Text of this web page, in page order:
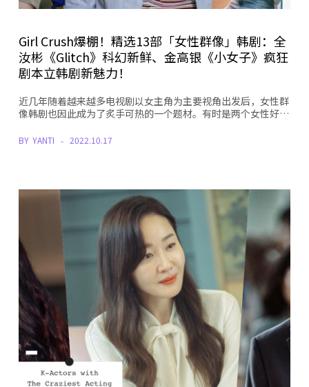
Girl Crush爆棚！精选13部「女性群像」韩剧：全
汝彬《Glitch》科幻新鲜、金高银《小女子》疯狂
剧本立韩剧新魅力！
近几年随着越来越多电视剧以女主角为主要视角出发后，女性群
像韩剧也因此成为了炙手可热的一个题材。有时是两个女性好…
BY YANTI 2022.10.17